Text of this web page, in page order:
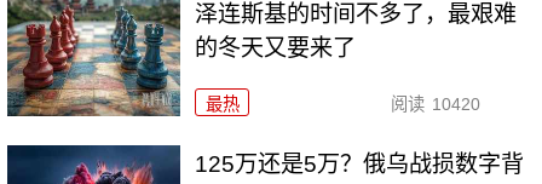
泽连斯基的时间不多了，最艰难
的冬天又要来了
最热 阅读 10420
125万还是5万？俄乌战损数字背